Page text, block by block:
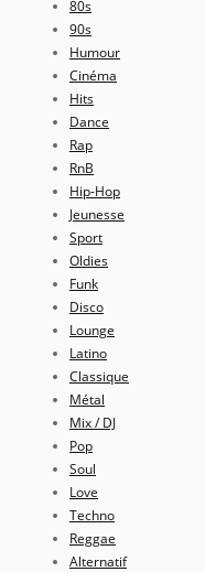
80s
90s
Humour
Cinéma
Hits
Dance
Rap
RnB
Hip-Hop
Jeunesse
Sport
Oldies
Funk
Disco
Lounge
Latino
Classique
Métal
Mix / DJ
Pop
Soul
Love
Techno
Reggae
Alternatif